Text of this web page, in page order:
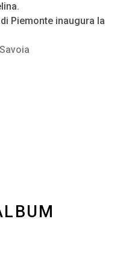
Piemonte inaugura la